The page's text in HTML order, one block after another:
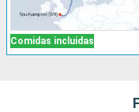
Comidas incluidas